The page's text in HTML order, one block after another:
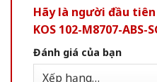
Hãy là người đầu tiên
KOS 102-M8707-ABS-
Đánh giá của bạn